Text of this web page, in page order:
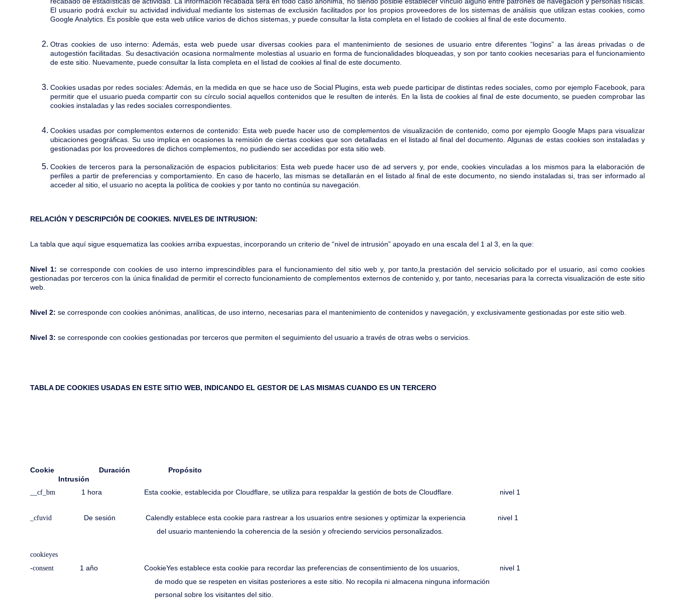
El usuario podrá excluir su actividad individual mediante los sistemas de exclusión facilitados por los propios proveedores de los sistemas de análisis que utilizan estas cookies, como
Google Analytics. Es posible que esta web utilice varios de dichos sistemas, y puede consultar la lista completa en el listado de cookies al final de este documento.
Otras cookies de uso interno: Además, esta web puede usar diversas cookies para el mantenimiento de sesiones de usuario entre diferentes “logins” a las áreas privadas o de
autogestión facilitadas. Su desactivación ocasiona normalmente molestias al usuario en forma de funcionalidades bloqueadas, y son por tanto cookies necesarias para el funcionamiento
de este sitio. Nuevamente, puede consultar la lista completa en el listad de cookies al final de este documento.
Cookies usadas por redes sociales: Además, en la medida en que se hace uso de Social Plugins, esta web puede participar de distintas redes sociales, como por ejemplo Facebook, para
permitir que el usuario pueda compartir con su círculo social aquellos contenidos que le resulten de interés. En la lista de cookies al final de este documento, se pueden comprobar las
cookies instaladas y las redes sociales correspondientes.
Cookies usadas por complementos externos de contenido: Esta web puede hacer uso de complementos de visualización de contenido, como por ejemplo Google Maps para visualizar
ubicaciones geográficas. Su uso implica en ocasiones la remisión de ciertas cookies que son detalladas en el listado al final del documento. Algunas de estas cookies son instaladas y
gestionadas por los proveedores de dichos complementos, no pudiendo ser accedidas por esta sitio web.
Cookies de terceros para la personalización de espacios publicitarios: Esta web puede hacer uso de ad servers y, por ende, cookies vinculadas a los mismos para la elaboración de
perfiles a partir de preferencias y comportamiento. En caso de hacerlo, las mismas se detallarán en el listado al final de este documento, no siendo instaladas si, tras ser informado al
acceder al sitio, el usuario no acepta la política de cookies y por tanto no continúa su navegación.
RELACIÓN Y DESCRIPCIÓN DE COOKIES. NIVELES DE INTRUSION:
La tabla que aquí sigue esquematiza las cookies arriba expuestas, incorporando un criterio de “nivel de intrusión” apoyado en una escala del 1 al 3, en la que:
Nivel 1: se corresponde con cookies de uso interno imprescindibles para el funcionamiento del sitio web y, por tanto,la prestación del servicio solicitado por el usuario, así como cookies
gestionadas por terceros con la única finalidad de permitir el correcto funcionamiento de complementos externos de contenido y, por tanto, necesarias para la correcta visualización de este sitio
web.
Nivel 2: se corresponde con cookies anónimas, analíticas, de uso interno, necesarias para el mantenimiento de contenidos y navegación, y exclusivamente gestionadas por este sitio web.
Nivel 3: se corresponde con cookies gestionadas por terceros que permiten el seguimiento del usuario a través de otras webs o servicios.
TABLA DE COOKIES USADAS EN ESTE SITIO WEB, INDICANDO EL GESTOR DE LAS MISMAS CUANDO ES UN TERCERO
Cookie Duración Propósito
Intrusión
__cf_bm 1 hora Esta cookie, establecida por Cloudflare, se utiliza para respaldar la gestión de bots de Cloudflare. nivel 1
_cfuvid De sesión Calendly establece esta cookie para rastrear a los usuarios entre sesiones y optimizar la experiencia nivel 1
del usuario manteniendo la coherencia de la sesión y ofreciendo servicios personalizados.
cookieyes
-consent 1 año CookieYes establece esta cookie para recordar las preferencias de consentimiento de los usuarios, nivel 1
de modo que se respeten en visitas posteriores a este sitio. No recopila ni almacena ninguna información
personal sobre los visitantes del sitio.